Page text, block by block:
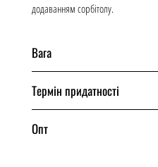
додаванням сорбітолу.
Вага
Термін придатності
Опт